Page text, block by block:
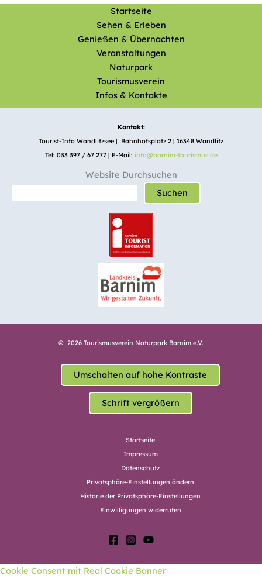
Startseite
Sehen & Erleben
Genießen & Übernachten
Veranstaltungen
Naturpark
Tourismusverein
Infos & Kontakte
Kontakt:
Tourist-Info Wandlitzsee | Bahnhofsplatz 2 | 16348 Wandlitz
Tel: 033 397 / 67 277 | E-Mail: info@barnim-tourismus.de
Website Durchsuchen
Suchen
© 2026 Tourismusverein Naturpark Barnim e.V.
Umschalten auf hohe Kontraste
Schrift vergrößern
Startseite
Impressum
Datenschutz
Privatsphäre-Einstellungen ändern
Historie der Privatsphäre-Einstellungen
Einwilligungen widerrufen
Cookie Consent mit Real Cookie Banner